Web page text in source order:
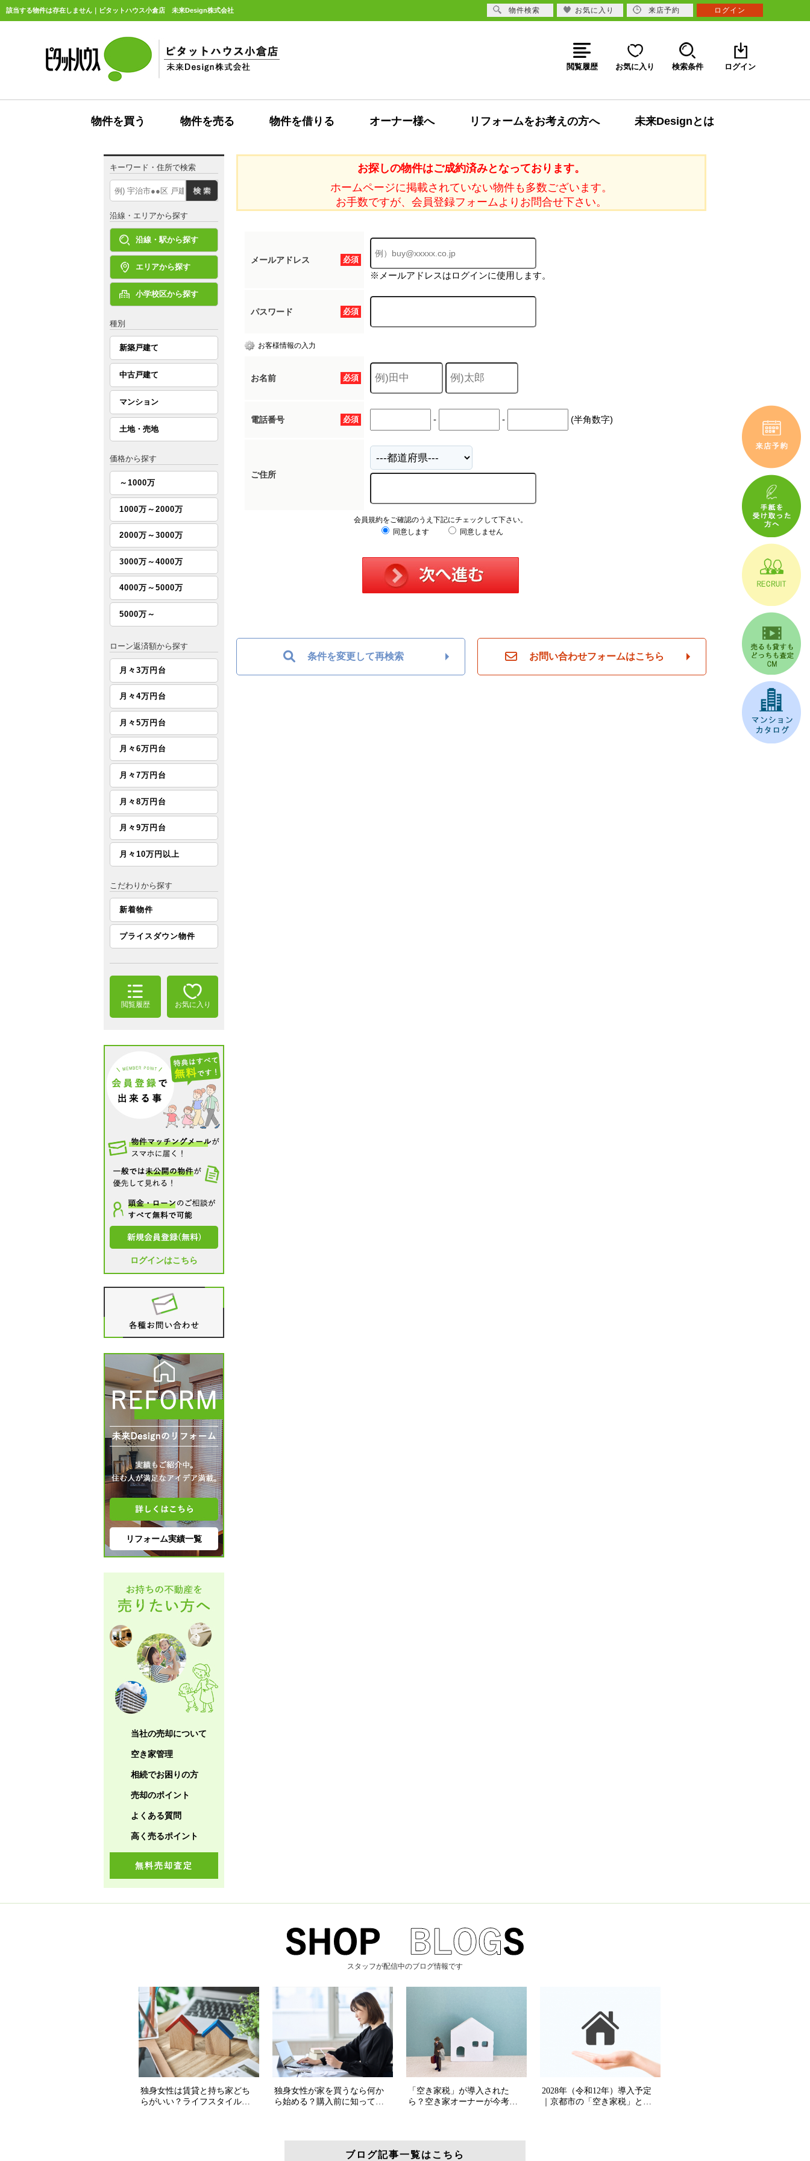
該当する物件は存在しません｜ピタットハウス小倉店 未来Design株式会社
閲覧履歴 お気に入り 検索条件 ログイン
物件を買う 物件を売る 物件を借りる オーナー様へ リフォームをお考えの方へ 未来Designとは
お探しの物件はご成約済みとなっております。
ホームページに掲載されていない物件も多数ございます。
お手数ですが、会員登録フォームよりお問合せ下さい。
必須
メールアドレス
※メールアドレスはログインに使用します。
必須
パスワード
お客様情報の入力
必須
お名前
必須
電話番号 - - (半角数字)
ご住所
会員規約をご確認のうえ下記にチェックして下さい。
同意します
同意しません
条件を変更して再検索 お問い合わせフォームはこちら
キーワード・住所で検索
沿線・エリアから探す
沿線・駅から探す
エリアから探す
小学校区から探す
種別
新築戸建て
中古戸建て
マンション
土地・売地
価格から探す
～1000万
1000万～2000万
2000万～3000万
3000万～4000万
4000万～5000万
5000万～
ローン返済額から探す
月々3万円台
月々4万円台
月々5万円台
月々6万円台
月々7万円台
月々8万円台
月々9万円台
月々10万円以上
こだわりから探す
新着物件
プライスダウン物件
閲覧履歴 お気に入り
ログインはこちら
リフォーム実績一覧
当社の売却について
空き家管理
相続でお困りの方
売却のポイント
よくある質問
高く売るポイント
無料売却査定
スタッフが配信中のブログ情報です
ブログ記事一覧はこちら
物件検索 お気に入り 来店予約 ログイン